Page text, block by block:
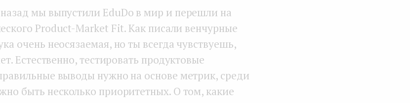
мы выпустили EduDo в мир и перешли на
Product-Market Fit. Как писали венчурные
очень неосязаемая, но ты всегда чувствуешь,
Естественно, тестировать продуктовые
выводы нужно на основе метрик, среди
быть несколько приоритетных. О том, какие